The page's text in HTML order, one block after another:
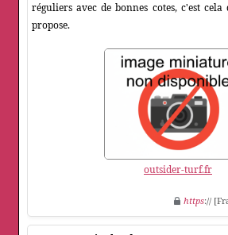
réguliers avec de bonnes cotes, c'est
propose.
outsider-turf.fr
https://